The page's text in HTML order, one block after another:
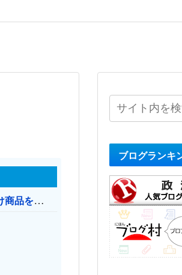
【消費税率1％】 「下げるのが筋なんですけど…」消費減税で値下がりする分と同じだけ商品を値上げして店頭価格を変えない店も
ブログランキ